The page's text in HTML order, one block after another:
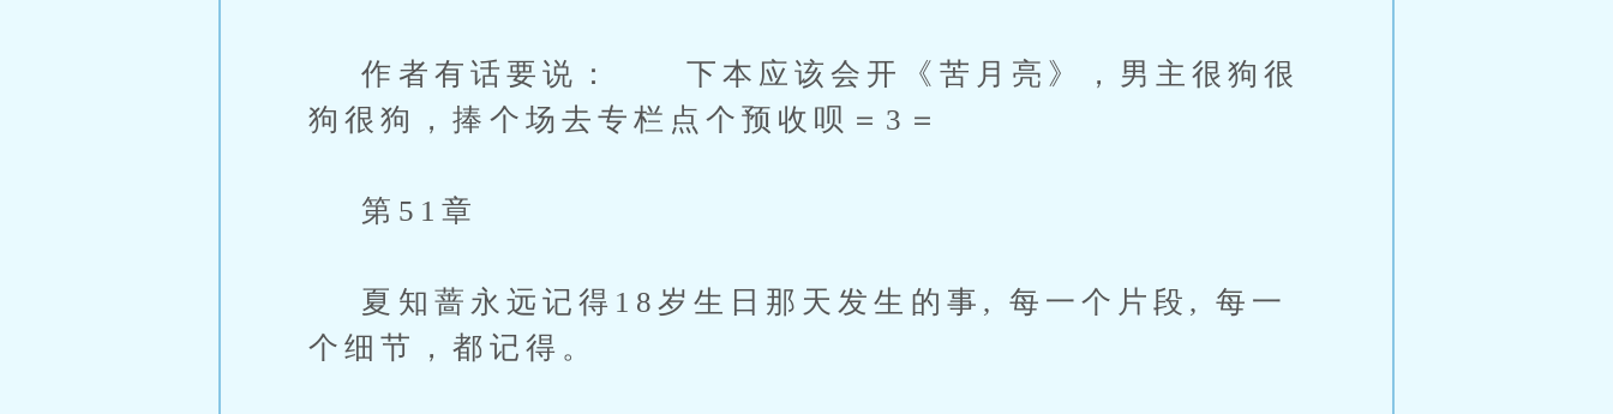
作者有话要说： 下本应该会开《苦月亮》，男主很狗很
狗很狗，捧个场去专栏点个预收呗＝3＝
第51章
夏知蔷永远记得18岁生日那天发生的事, 每一个片段, 每一
个细节，都记得。